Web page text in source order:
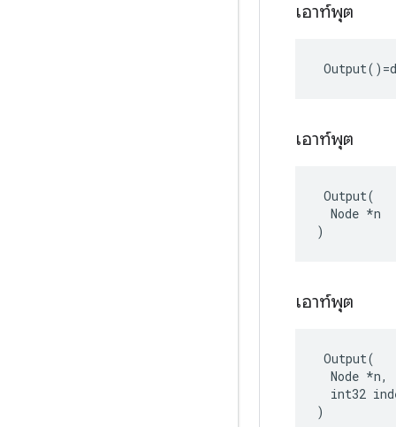
เอาท์พุต
เอาท์พุต
Output(
  Node *n
)
เอาท์พุต
Output(
  Node *n,
int32
)